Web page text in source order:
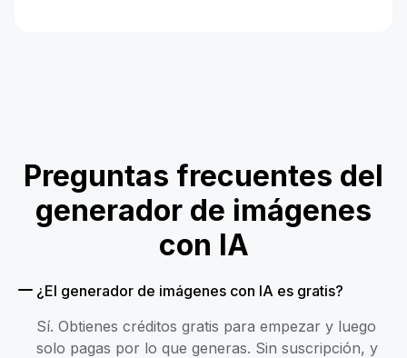
Preguntas frecuentes del
generador de imágenes
con IA
¿El generador de imágenes con IA es gratis?
Sí. Obtienes créditos gratis para empezar y luego
solo pagas por lo que generas. Sin suscripción, y